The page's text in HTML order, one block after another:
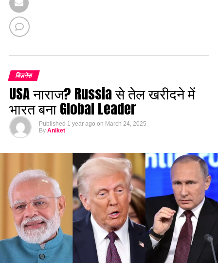
बिज़नेस
USA नाराज? Russia से तेल खरीदने में
भारत बना Global Leader
Published 1 year ago on March 24, 2025
By Aniket